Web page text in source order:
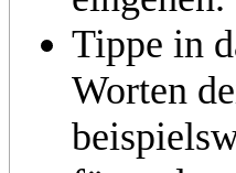
Tippe in
Worten